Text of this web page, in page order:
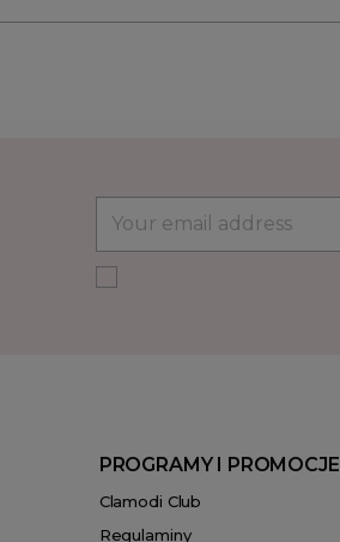
PROGRAMY I PROMOCJE
Clamodi Club
Regulaminy